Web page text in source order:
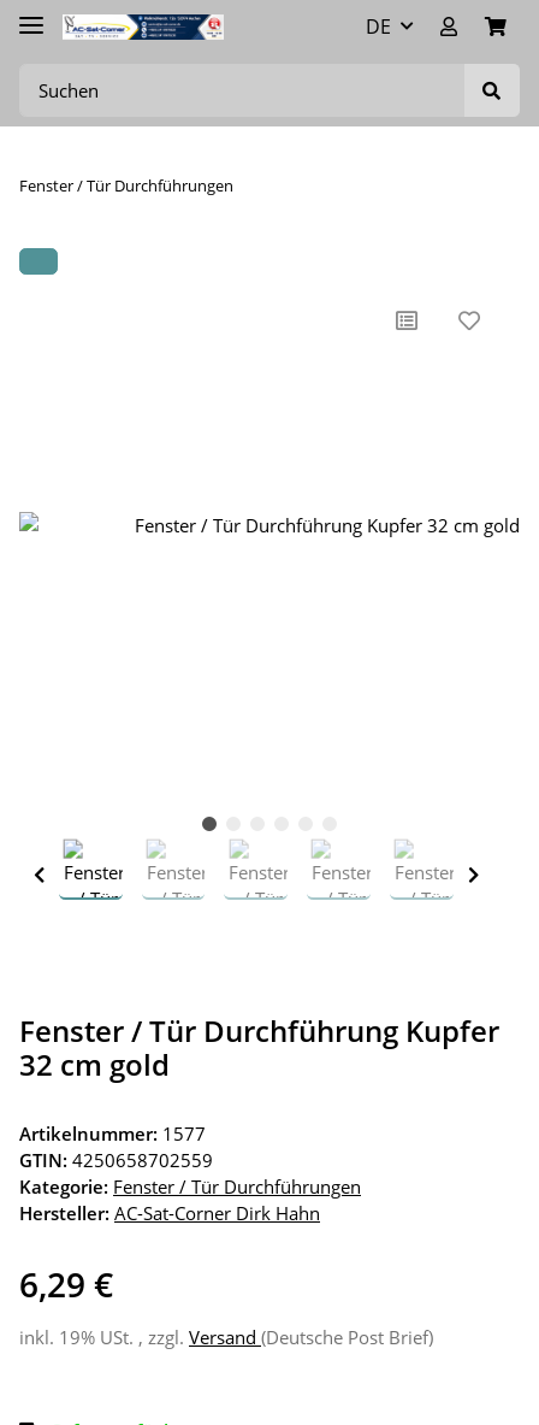
DE
Fenster / Tür Durchführungen
Fenster / Tür Durchführung Kupfer
32 cm gold
Artikelnummer: 1577
GTIN: 4250658702559
Kategorie: Fenster / Tür Durchführungen
Hersteller: AC-Sat-Corner Dirk Hahn
6,29 €
inkl. 19% USt. , zzgl. Versand (Deutsche Post Brief)